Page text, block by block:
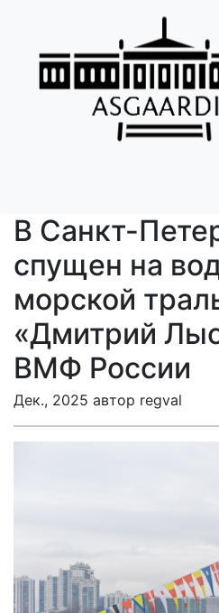
В Санкт-
спущен на
морской
«Дмитрий
ВМФ России
Дек., 2025 автор regval